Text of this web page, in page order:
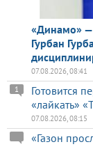
«Динамо» —
Гурбан
07.08.2026, 08:41
Готовится
«лайкать»
1
07.08.2026, 08:15
«Газон